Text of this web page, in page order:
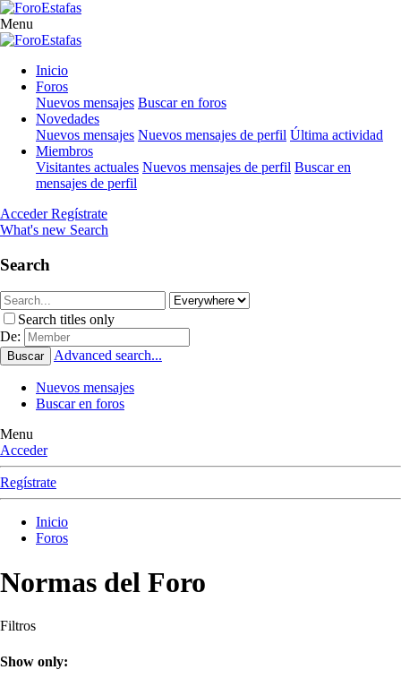
Menu
Inicio
Foros
Nuevos mensajes Buscar en foros
Novedades
Nuevos mensajes Nuevos mensajes de perfil Última actividad
Miembros
Visitantes actuales Nuevos mensajes de perfil Buscar en
mensajes de perfil
Acceder Regístrate
What's new Search
Search
Search titles only
De:
Buscar Advanced search...
Nuevos mensajes
Buscar en foros
Menu
Acceder
Regístrate
Inicio
Foros
Normas del Foro
Filtros
Show only: